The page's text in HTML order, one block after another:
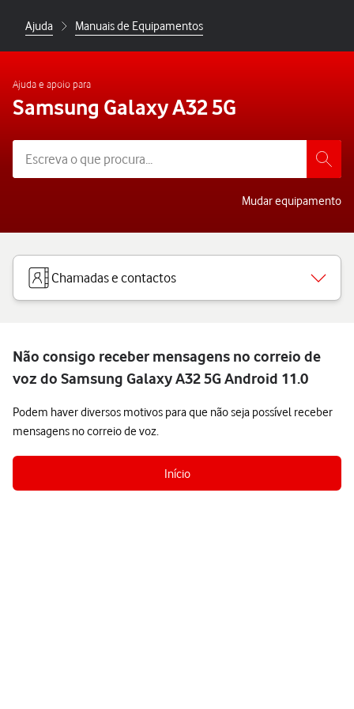
Ajuda Manuais de Equipamentos
Ajuda e apoio para
Samsung Galaxy A32 5G
Mudar equipamento
Chamadas e contactos
Não consigo receber mensagens no correio de
voz do Samsung Galaxy A32 5G Android 11.0
Podem haver diversos motivos para que não seja possível receber
mensagens no correio de voz.
Início